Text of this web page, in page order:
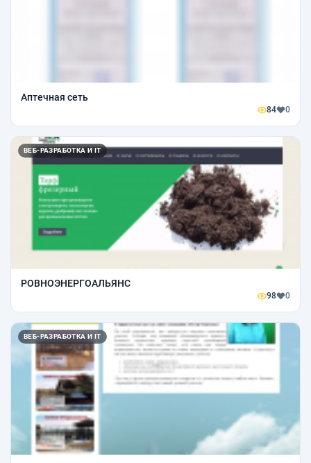
Аптечная сеть
84 0
ВЕБ-РАЗРАБОТКА И IT
РОВНОЭНЕРГОАЛЬЯНС
98 0
ВЕБ-РАЗРАБОТКА И IT